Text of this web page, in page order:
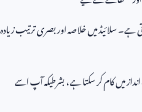
ہے۔ سلائیڈ میں خلاصہ اور بصری ترتیب زیادہ
میں کام کر سکتا ہے، بشرطیکہ آپ اسے